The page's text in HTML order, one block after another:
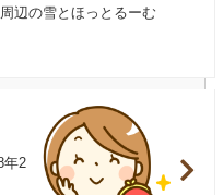
辺の雪とほっとるーむ
年2